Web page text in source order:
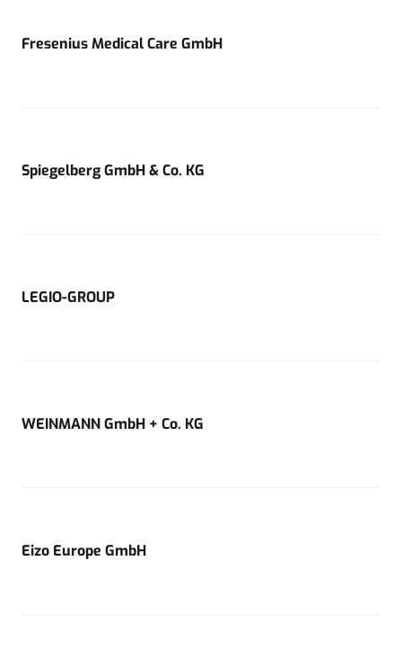
Fresenius Medical Care GmbH
Spiegelberg GmbH & Co. KG
LEGIO-GROUP
WEINMANN GmbH + Co. KG
Eizo Europe GmbH